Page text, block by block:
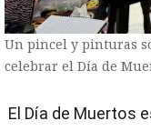
Un pincel y pinturas
celebrar el Día de
El Día de Muertos